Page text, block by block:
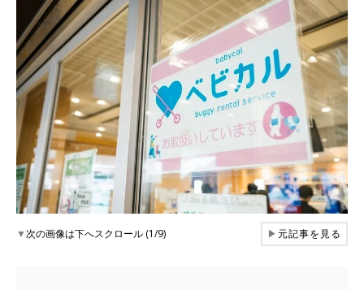
▼次の画像は下へスクロール (1/9) ▶元記事を見る